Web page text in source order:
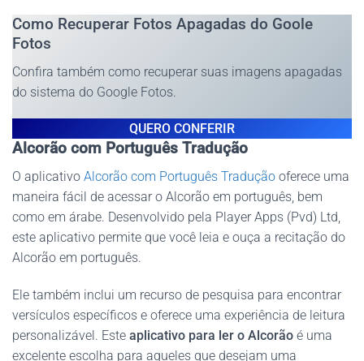
Como Recuperar Fotos Apagadas do Goole
Fotos
Confira também como recuperar suas imagens apagadas
do sistema do Google Fotos.
QUERO CONFERIR
Alcorão com Português Tradução
O aplicativo Alcorão com Português Tradução oferece uma
maneira fácil de acessar o Alcorão em português, bem
como em árabe. Desenvolvido pela Player Apps (Pvd) Ltd,
este aplicativo permite que você leia e ouça a recitação do
Alcorão em português.
Ele também inclui um recurso de pesquisa para encontrar
versículos específicos e oferece uma experiência de leitura
personalizável. Este aplicativo para ler o Alcorão é uma
excelente escolha para aqueles que desejam uma